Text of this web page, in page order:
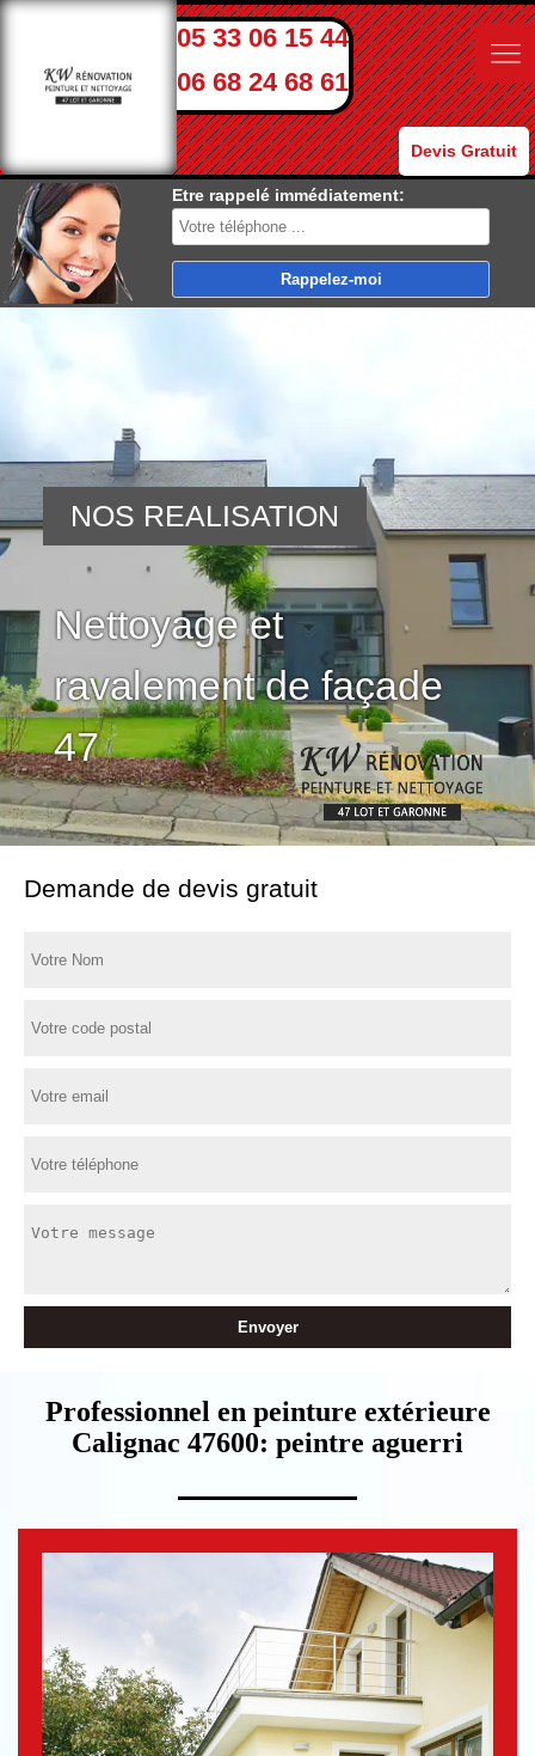
05 33 06 15 44
06 68 24 68 61
Devis Gratuit
Etre rappelé immédiatement:
Nettoyage et
ravalement de façade
47
NOS REALISATION
Demande de devis gratuit
Professionnel en peinture extérieure
Calignac 47600: peintre aguerri